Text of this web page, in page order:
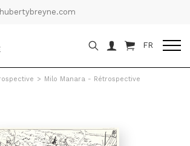
FR
> Milo Manara - Rétrospective